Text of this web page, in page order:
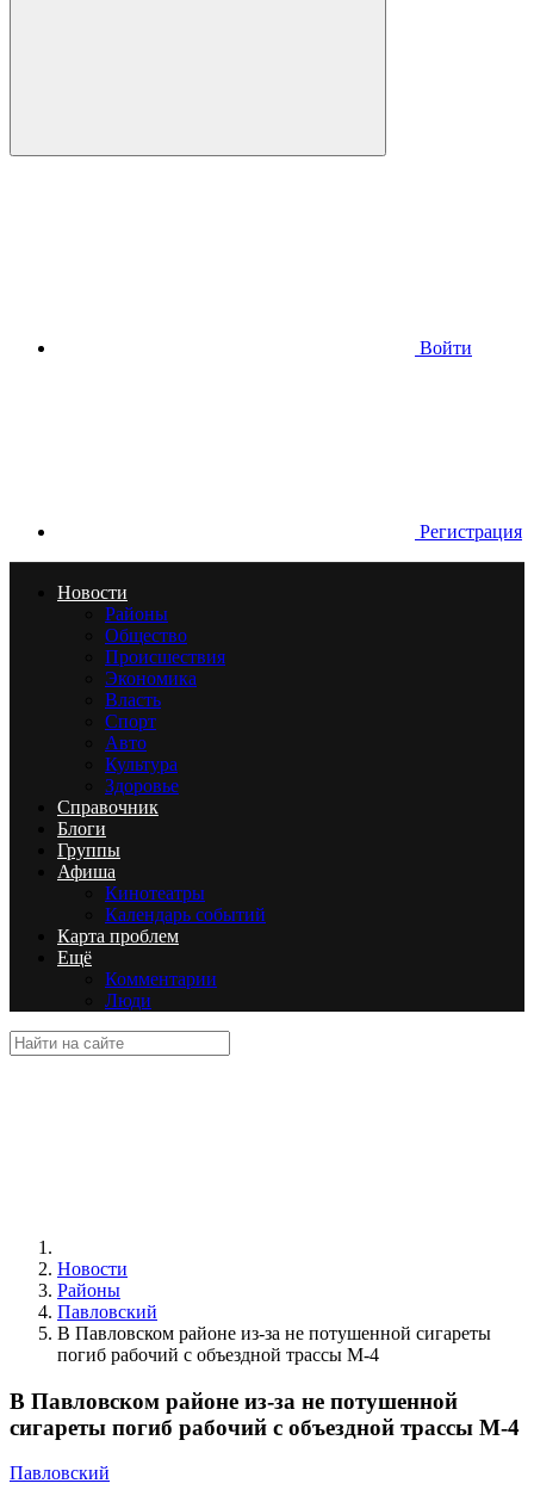
Войти
Регистрация
Новости
Районы
Общество
Происшествия
Экономика
Власть
Спорт
Авто
Культура
Здоровье
Справочник
Блоги
Группы
Афиша
Кинотеатры
Календарь событий
Карта проблем
Ещё
Комментарии
Люди
Новости
Районы
Павловский
В Павловском районе из-за не потушенной сигареты
погиб рабочий с объездной трассы М-4
В Павловском районе из-за не потушенной
сигареты погиб рабочий с объездной трассы М-4
Павловский